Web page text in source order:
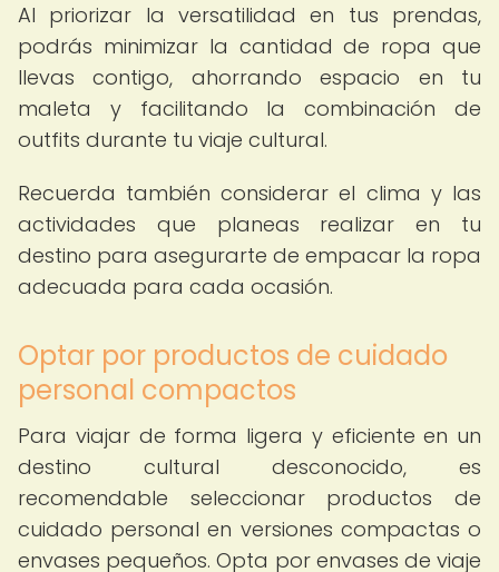
Al priorizar la versatilidad en tus prendas,
podrás minimizar la cantidad de ropa que
llevas contigo, ahorrando espacio en tu
maleta y facilitando la combinación de
outfits durante tu viaje cultural.
Recuerda también considerar el clima y las
actividades que planeas realizar en tu
destino para asegurarte de empacar la ropa
adecuada para cada ocasión.
Optar por productos de cuidado
personal compactos
Para viajar de forma ligera y eficiente en un
destino cultural desconocido, es
recomendable seleccionar productos de
cuidado personal en versiones compactas o
envases pequeños. Opta por envases de viaje